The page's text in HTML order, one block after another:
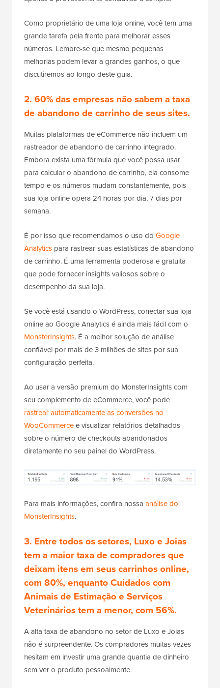
Como proprietário de uma loja online, você tem uma
grande tarefa pela frente para melhorar esses
números. Lembre-se que mesmo pequenas
melhorias podem levar a grandes ganhos, o que
discutiremos ao longo deste guia.
2. 60% das empresas não sabem a taxa
de abandono de carrinho de seus sites.
Muitas plataformas de eCommerce não incluem um
rastreador de abandono de carrinho integrado.
Embora exista uma fórmula que você possa usar
para calcular o abandono de carrinho, ela consome
tempo e os números mudam constantemente, pois
sua loja online opera 24 horas por dia, 7 dias por
semana.
É por isso que recomendamos o uso do Google
Analytics para rastrear suas estatísticas de abandono
de carrinho. É uma ferramenta poderosa e gratuita
que pode fornecer insights valiosos sobre o
desempenho da sua loja.
Se você está usando o WordPress, conectar sua loja
online ao Google Analytics é ainda mais fácil com o
MonsterInsights. É a melhor solução de análise
confiável por mais de 3 milhões de sites por sua
configuração perfeita.
Ao usar a versão premium do MonsterInsights com
seu complemento de eCommerce, você pode
rastrear automaticamente as conversões no
WooCommercee visualizar relatórios detalhados
sobre o número de checkouts abandonados
diretamente no seu painel do WordPress.
Para mais informações, confira nossa análise do
MonsterInsights.
3. Entre todos os setores, Luxo e Joias
tem a maior taxa de compradores que
deixam itens em seus carrinhos online,
com 80%, enquanto Cuidados com
Animais de Estimação e Serviços
Veterinários tem a menor, com 56%.
A alta taxa de abandono no setor de Luxo e Joias
não é surpreendente. Os compradores muitas vezes
hesitam em investir uma grande quantia de dinheiro
sem ver o produto pessoalmente.